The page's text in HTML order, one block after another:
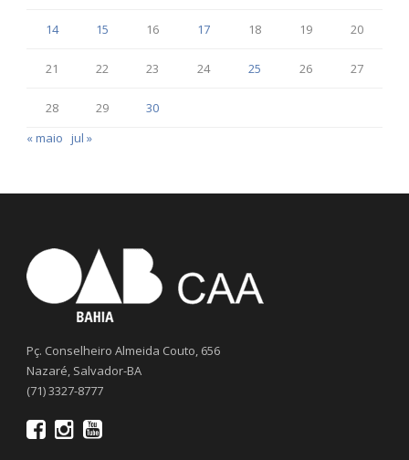
14 15 16 17 18 19 20
21 22 23 24 25 26 27
28 29
30
« maio jul »
Pç. Conselheiro Almeida Couto, 656
Nazaré, Salvador-BA
(71) 3327-8777